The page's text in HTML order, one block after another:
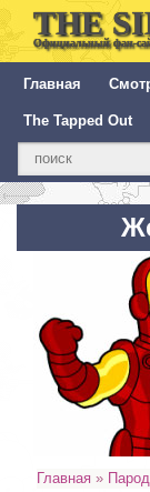
THE
Официальный фан-
Главная
The Tapped Out
Главная »